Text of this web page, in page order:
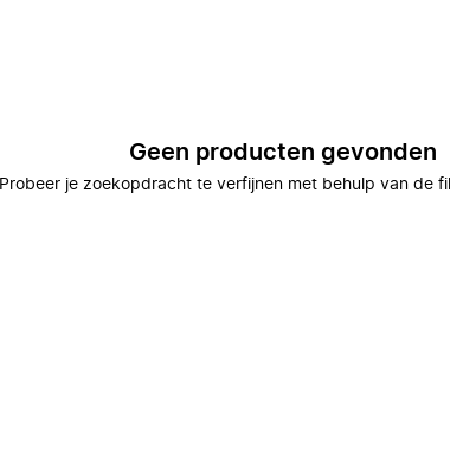
Geen producten gevonden
Probeer je zoekopdracht te verfijnen met behulp van de